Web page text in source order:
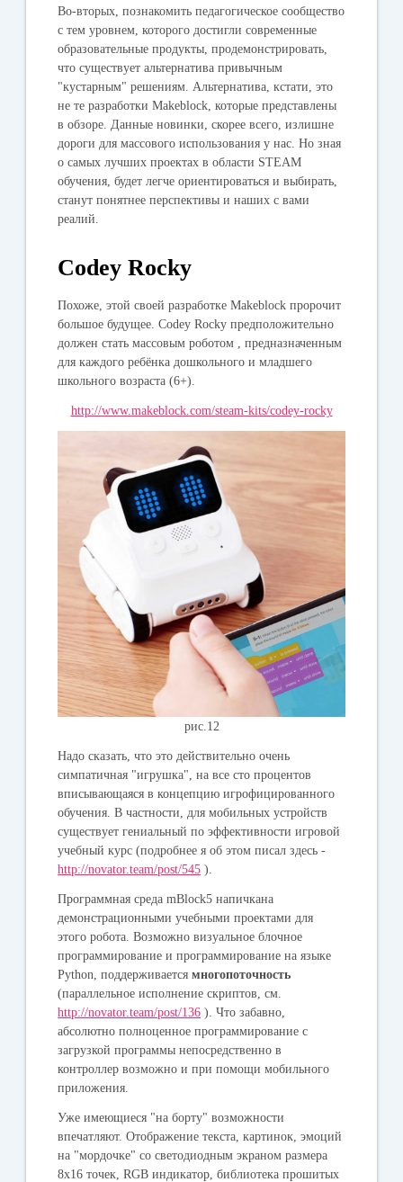
Во-вторых, познакомить педагогическое сообщество
с тем уровнем, которого достигли современные
образовательные продукты, продемонстрировать,
что существует альтернатива привычным
"кустарным" решениям. Альтернатива, кстати, это
не те разработки Makeblock, которые представлены
в обзоре. Данные новинки, скорее всего, излишне
дороги для массового использования у нас. Но зная
о самых лучших проектах в области STEAM
обучения, будет легче ориентироваться и выбирать,
станут понятнее перспективы и наших с вами
реалий.
Codey Rocky
Похоже, этой своей разработке Makeblock пророчит
большое будущее. Codey Rocky предположительно
должен стать массовым роботом , предназначенным
для каждого ребёнка дошкольного и младшего
школьного возраста (6+).
http://www.makeblock.com/steam-kits/codey-rocky
рис.12
Надо сказать, что это действительно очень
симпатичная "игрушка", на все сто процентов
вписывающаяся в концепцию игрофицированного
обучения. В частности, для мобильных устройств
существует гениальный по эффективности игровой
учебный курс (подробнее я об этом писал здесь -
http://novator.team/post/545 ).
Программная среда mBlock5 напичкана
демонстрационными учебными проектами для
этого робота. Возможно визуальное блочное
программирование и программирование на языке
Python, поддерживаетсямногопоточность
(параллельное исполнение скриптов, см.
http://novator.team/post/136 ). Что забавно,
абсолютно полноценное программирование с
загрузкой программы непосредственно в
контроллер возможно и при помощи мобильного
приложения.
Уже имеющиеся "на борту" возможности
впечатляют. Отображение текста, картинок, эмоций
на "мордочке" со светодиодным экраном размера
8х16 точек, RGB индикатор, библиотека прошитых